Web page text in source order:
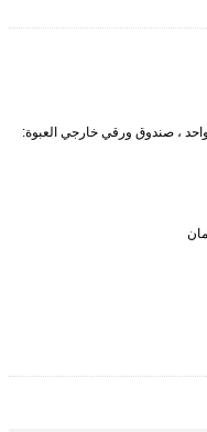
، صندوق ورقي خارجي العبوة: